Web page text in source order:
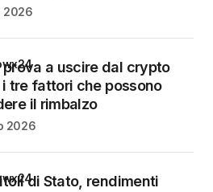
2026
prova a uscire dal crypto
tre fattori che possono
il rimbalzo
2026
di Stato, rendimenti